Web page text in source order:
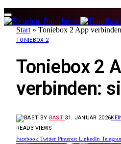
Start » Toniebox 2 App
TONIEBOX 2
Toniebox 2
verbinden:
BY BASTI31. JANUAR 2026
READ3 VIEWS
Facebook Twitter Pinterest LinkedIn